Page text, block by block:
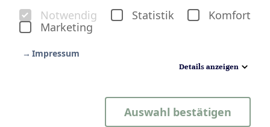
Notwendig Statistik
Komfort
Marketing
Impressum
Details anzeigen
Auswahl bestätigen